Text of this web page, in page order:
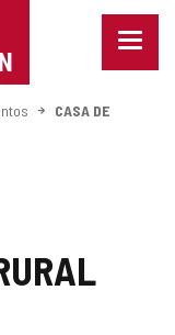
Menu
CASA DE